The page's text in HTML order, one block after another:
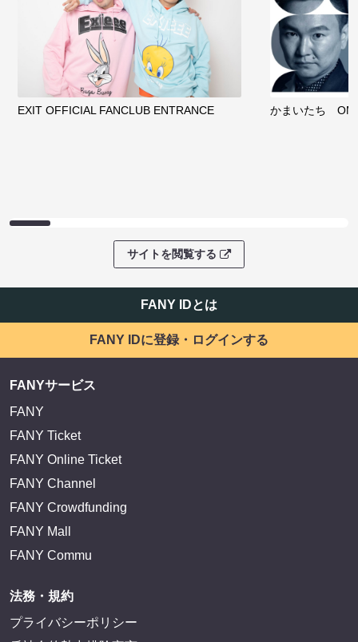
EXIT OFFICIAL FANCLUB ENTRANCE かまいたち
サイトを閲覧する
FANY IDとは
FANY IDに登録・ログインする
FANYサービス
FANY
FANY Ticket
FANY Online Ticket
FANY Channel
FANY Crowdfunding
FANY Mall
FANY Commu
法務・規約
プライバシーポリシー